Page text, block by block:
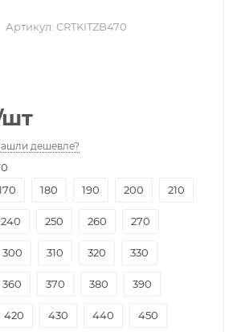
Артикул: CRTKITZB470
дешевле?
180 190 200 210
240 250 260 270
300 310 320 330
360 370 380 390
420 430 440 450